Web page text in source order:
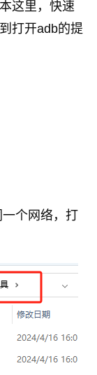
这里，快速
打开adb的提
个网络，打